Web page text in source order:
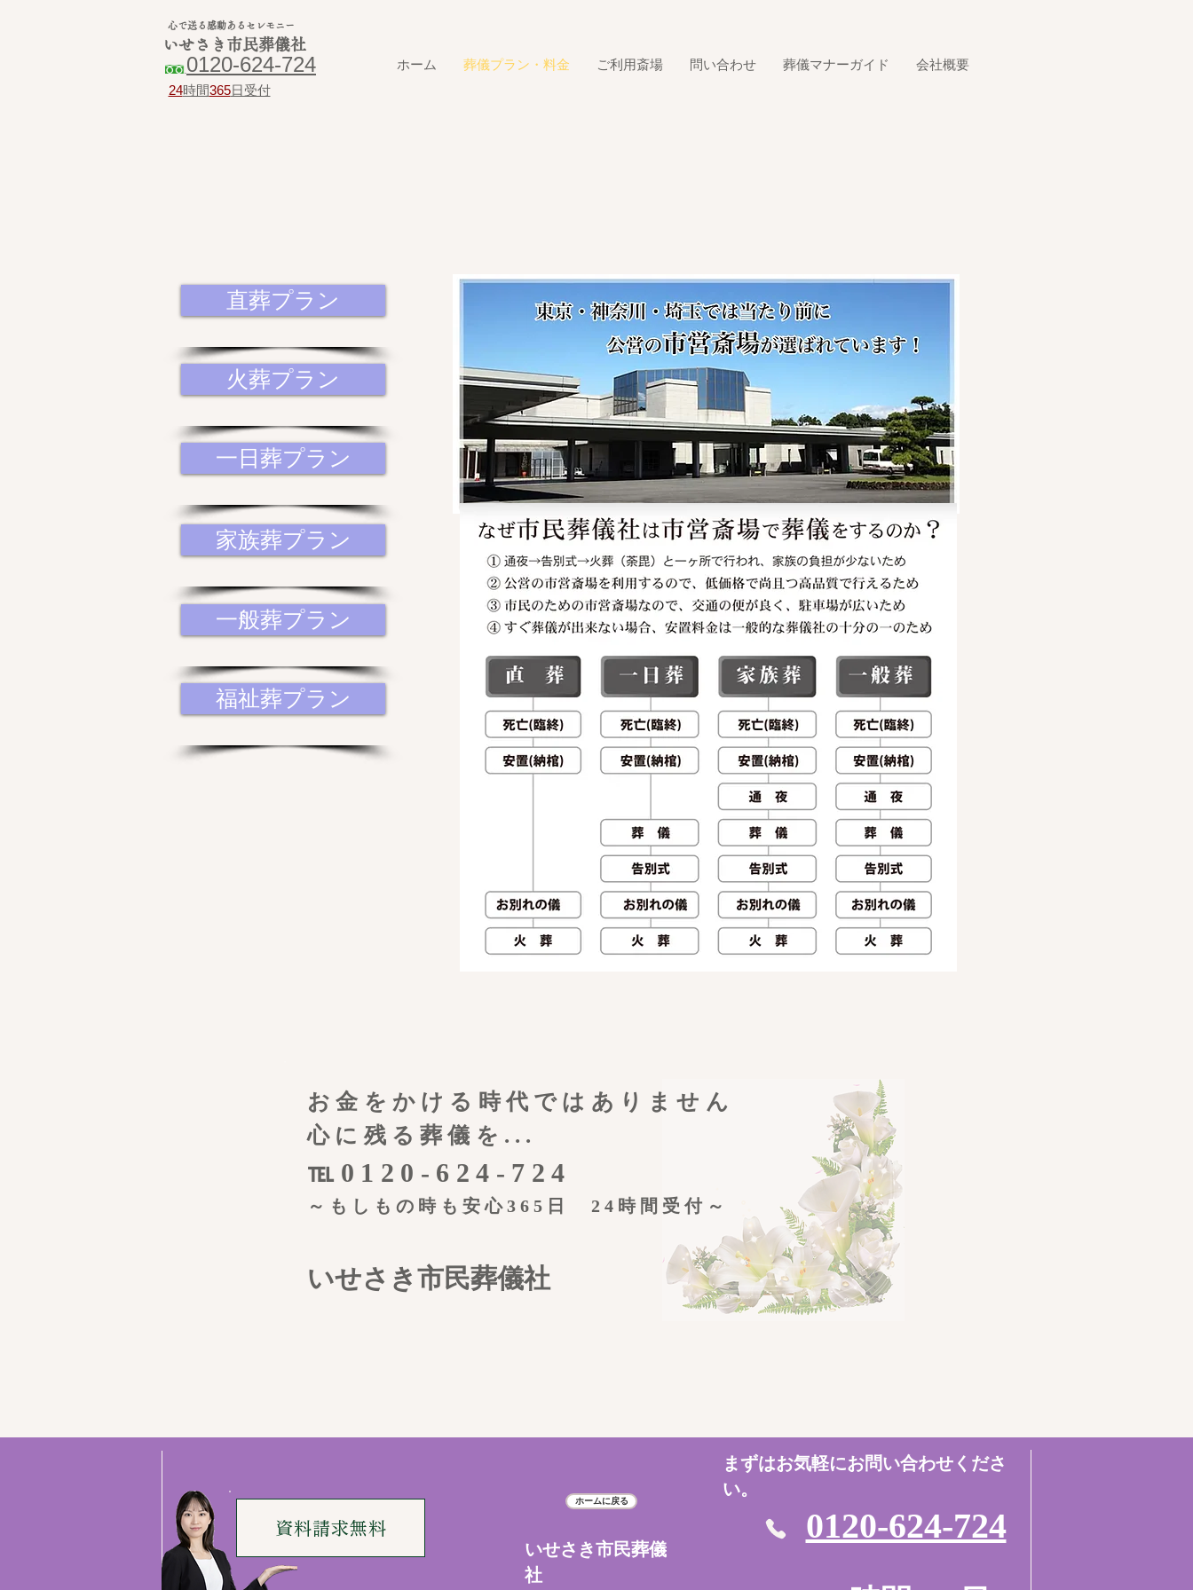
心で送る感動あるセレモニー
いせさき市民葬儀社
0120-624-724
24時間365日受付
ホーム 葬儀プラン・料金 ご利用斎場 問い合わせ 葬儀マナーガイド 会社概要
直葬プラン
火葬プラン
一日葬プラン
家族葬プラン
一般葬プラン
福祉葬プラン
お金をかける時代ではありません
心に残る葬儀を...
℡0120-624-724
～もしもの時も安心365日 24時間受付～
いせさき市民葬儀社
資料請求無料
ホームに戻る
いせさき市民葬儀
社
まずはお気軽にお問い合わせくださ
い。
​0120-624-724